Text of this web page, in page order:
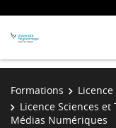
Formations
Licence
Licence Sciences
Médias Numériques